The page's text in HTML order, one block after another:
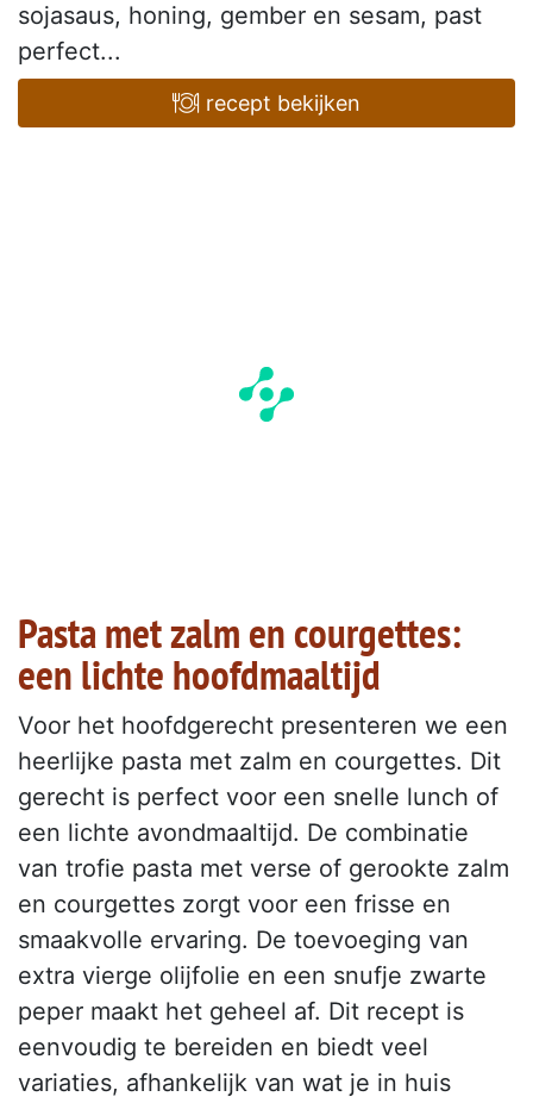
sojasaus, honing, gember en sesam, past
perfect...
recept bekijken
Pasta met zalm en courgettes:
een lichte hoofdmaaltijd
Voor het hoofdgerecht presenteren we een
heerlijke pasta met zalm en courgettes. Dit
gerecht is perfect voor een snelle lunch of
een lichte avondmaaltijd. De combinatie
van trofie pasta met verse of gerookte zalm
en courgettes zorgt voor een frisse en
smaakvolle ervaring. De toevoeging van
extra vierge olijfolie en een snufje zwarte
peper maakt het geheel af. Dit recept is
eenvoudig te bereiden en biedt veel
variaties, afhankelijk van wat je in huis